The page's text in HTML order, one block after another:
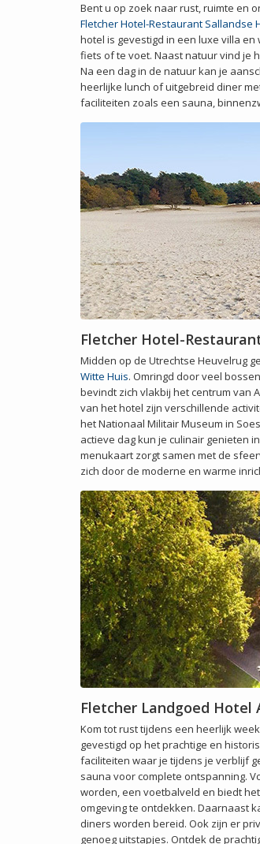
Bent u op zoek naar rust, ruimte en
Fletcher Hotel-Restaurant Sallandse
hotel is gevestigd in een luxe villa
fiets of te voet. Naast natuur vind je
Na een dag in de natuur kan je
heerlijke lunch of uitgebreid diner
faciliteiten zoals een sauna,
Fletcher Hotel-
Midden op de Utrechtse Heuvelrug
Witte Huis. Omringd door veel
bevindt zich vlakbij het centrum van
van het hotel zijn verschillende
het Nationaal Militair Museum in
actieve dag kun je culinair genieten
menukaart zorgt samen met de
zich door de moderne en warme
Fletcher Landgoed Hotel
Kom tot rust tijdens een heerlijk
gevestigd op het prachtige en
faciliteiten waar je tijdens je verblijf
sauna voor complete ontspanning.
worden, een voetbalveld en biedt
omgeving te ontdekken. Daarnaast
diners worden bereid. Ook zijn er
genoeg uitstapjes. Ontdek de